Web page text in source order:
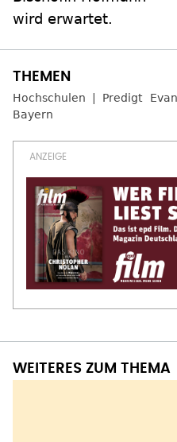
wird erwartet.
Hochschulen Predigt
Bayern